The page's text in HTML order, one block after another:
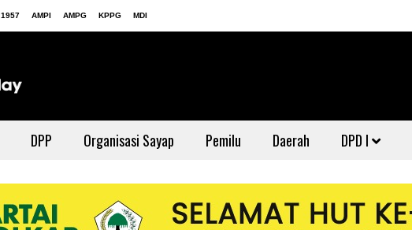
AMPI AMPG KPPG MDI
DPP Organisasi Sayap Pemilu Daerah DPD I